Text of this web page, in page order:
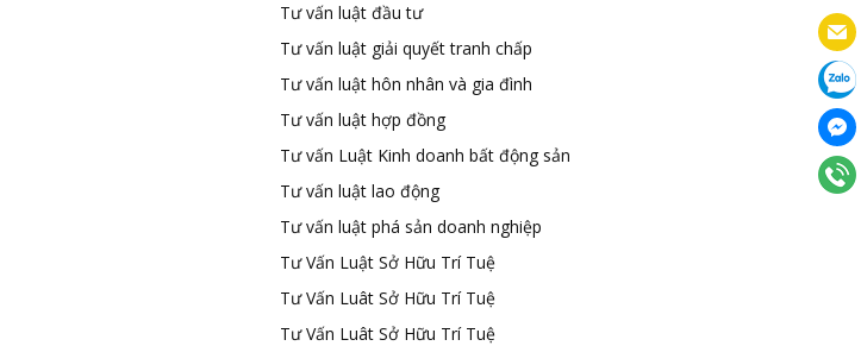
Tư vấn luật đầu tư
Tư vấn luật giải quyết tranh chấp
Tư vấn luật hôn nhân và gia đình
Tư vấn luật hợp đồng
Tư vấn Luật Kinh doanh bất động sản
Tư vấn luật lao động
Tư vấn luật phá sản doanh nghiệp
Tư Vấn Luật Sở Hữu Trí Tuệ
Tư Vấn Luât Sở Hữu Trí Tuệ
Tư Vấn Luât Sở Hữu Trí Tuệ